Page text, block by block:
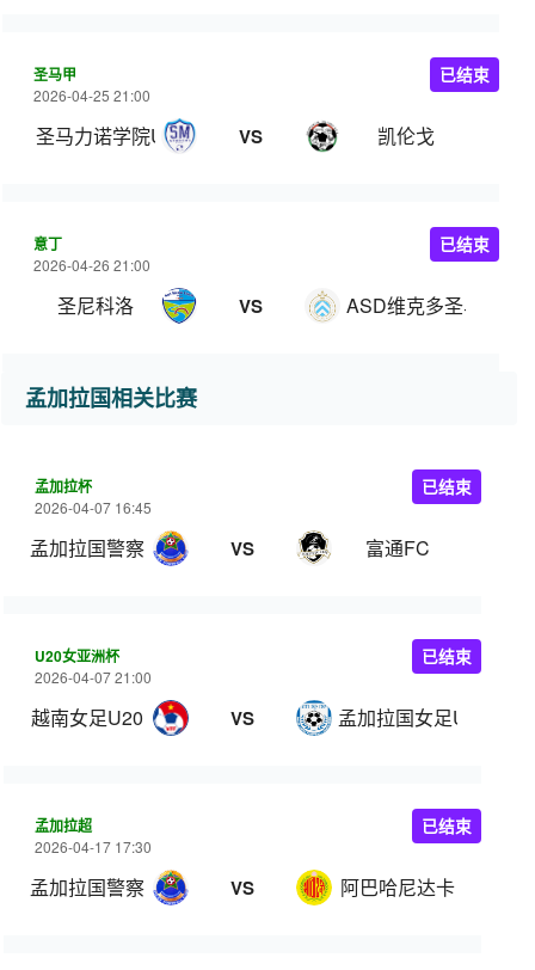
圣马甲
2026-04-25 21:00
圣马力诺学院U22 VS 凯伦戈
已结束
意丁
2026-04-26 21:00
圣尼科洛 VS ASD维克多圣马力诺
已结束
孟加拉国相关比赛
孟加拉杯
2026-04-07 16:45
孟加拉国警察 VS 富通FC
已结束
U20女亚洲杯
2026-04-07 21:00
越南女足U20 VS 孟加拉国女足U20
已结束
孟加拉超
2026-04-17 17:30
孟加拉国警察 VS 阿巴哈尼达卡
已结束